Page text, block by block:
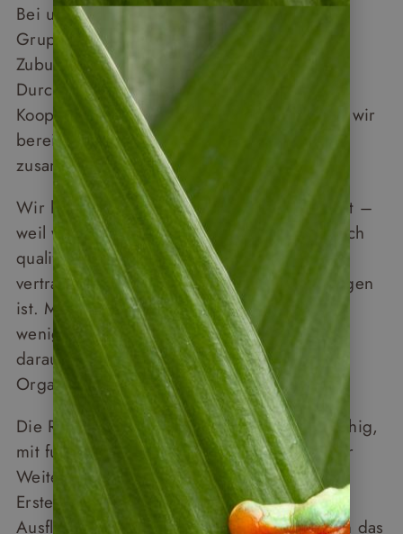
Bei unseren organisierten Costa Rica
Gruppenreisen handelt es sich um
Zubucherreisen: Sie buchen über uns, die
Durchführung vor Ort übernimmt unser
Kooperationspartner in Costa Rica, mit dem wir
bereits seit vielen Jahren zuverlässig
zusammenarbeiten.
Wir haben diese Reisen bewusst ausgewählt –
weil wir wissen, dass die Guides dort wirklich
qualifiziert sind: erfahren, einfühlsam, und
vertraut damit, dass eine Gruppe nie homogen
ist. Manche Teilnehmer sind sehr fit, andere
weniger. Die Guides wissen das und gehen
darauf ein – das ist für sie Teil der
Organisation.
Die Reiseleitung ist lizenziert, deutschsprachig,
mit fundierter Ausbildung und regelmäßiger
Weiterbildung in Ornithologie, Botanik und
Erster Hilfe. Die Guides kennen die
Ausflugsziele in- und auswendig und passen das